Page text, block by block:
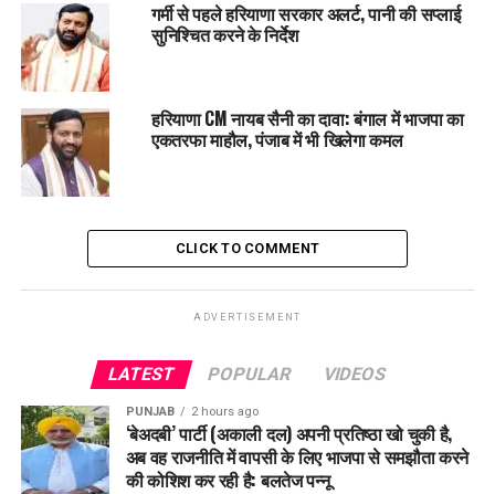
गर्मी से पहले हरियाणा सरकार अलर्ट, पानी की सप्लाई
सुनिश्चित करने के निर्देश
हरियाणा CM नायब सैनी का दावा: बंगाल में भाजपा का
एकतरफा माहौल, पंजाब में भी खिलेगा कमल
CLICK TO COMMENT
ADVERTISEMENT
LATEST POPULAR VIDEOS
PUNJAB 2 hours ago
‘बेअदबी’ पार्टी (अकाली दल) अपनी प्रतिष्ठा खो चुकी है,
अब वह राजनीति में वापसी के लिए भाजपा से समझौता करने
की कोशिश कर रही है: बलतेज पन्नू